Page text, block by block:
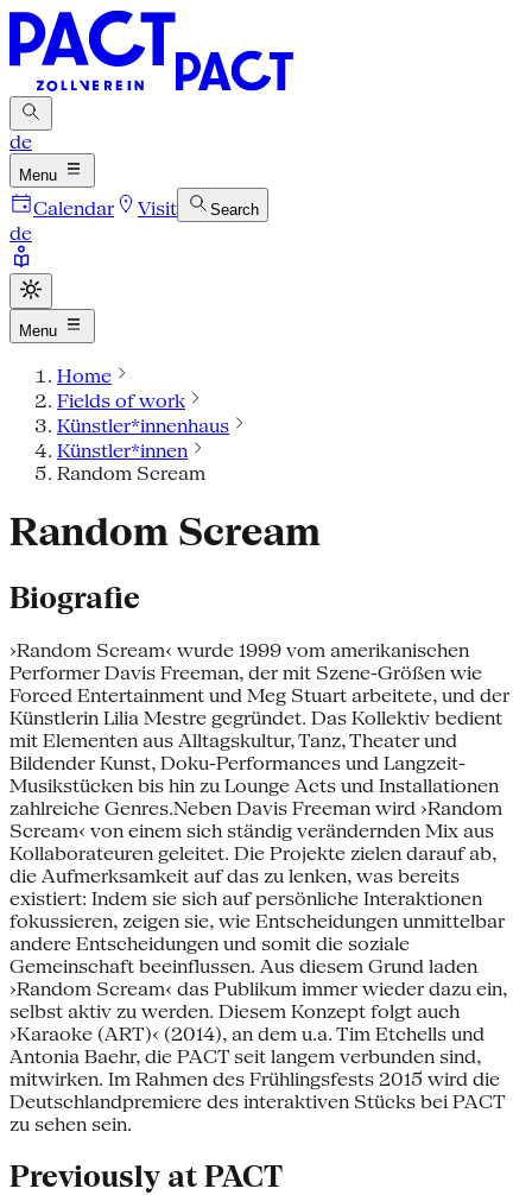
de
Menu
Calendar Visit Search
de
Menu
Home
Fields of work
Künstler*innenhaus
Künstler*innen
Random Scream
Random Scream
Biografie
›Random Scream‹ wurde 1999 vom amerikanischen
Performer Davis Freeman, der mit Szene-Größen wie
Forced Entertainment und Meg Stuart arbeitete, und der
Künstlerin Lilia Mestre gegründet. Das Kollektiv bedient
mit Elementen aus Alltagskultur, Tanz, Theater und
Bildender Kunst, Doku-Performances und Langzeit-
Musikstücken bis hin zu Lounge Acts und Installationen
zahlreiche Genres.Neben Davis Freeman wird ›Random
Scream‹ von einem sich ständig verändernden Mix aus
Kollaborateuren geleitet. Die Projekte zielen darauf ab,
die Aufmerksamkeit auf das zu lenken, was bereits
existiert: Indem sie sich auf persönliche Interaktionen
fokussieren, zeigen sie, wie Entscheidungen unmittelbar
andere Entscheidungen und somit die soziale
Gemeinschaft beeinflussen. Aus diesem Grund laden
›Random Scream‹ das Publikum immer wieder dazu ein,
selbst aktiv zu werden. Diesem Konzept folgt auch
›Karaoke (ART)‹ (2014), an dem u.a. Tim Etchells und
Antonia Baehr, die PACT seit langem verbunden sind,
mitwirken. Im Rahmen des Frühlingsfests 2015 wird die
Deutschlandpremiere des interaktiven Stücks bei PACT
zu sehen sein.
Previously at PACT